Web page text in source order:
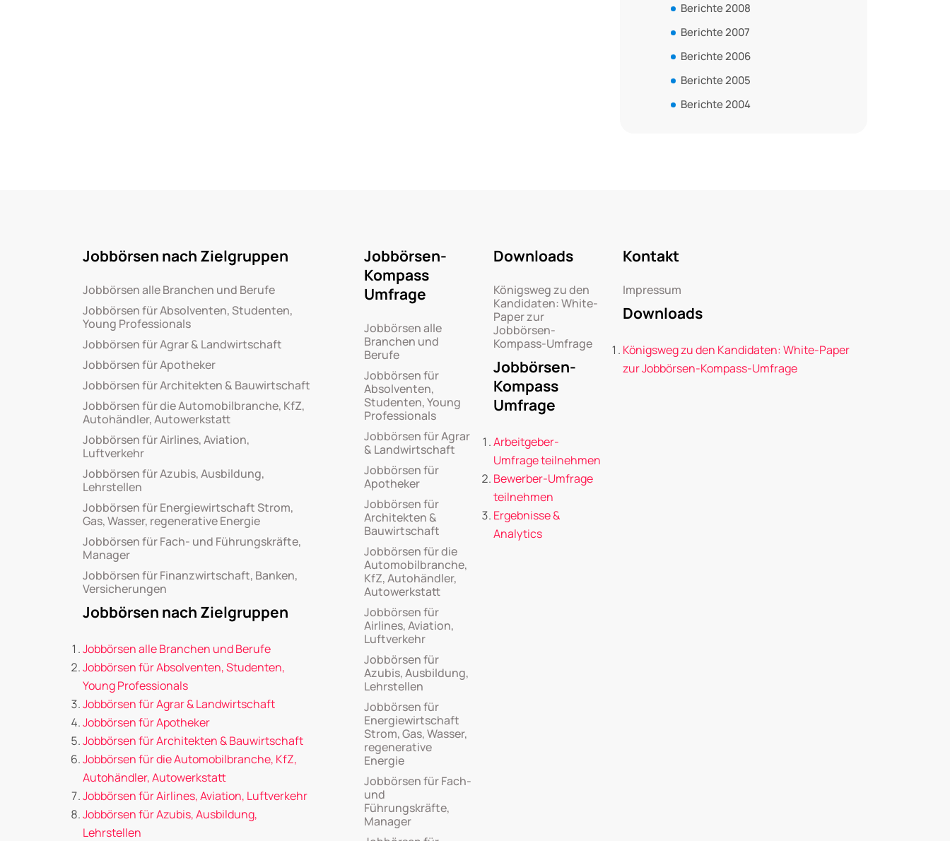
Berichte 2008
Berichte 2007
Berichte 2006
Berichte 2005
Berichte 2004
Jobbörsen nach Zielgruppen
Jobbörsen alle Branchen und Berufe
Jobbörsen für Absolventen, Studenten,
Young Professionals
Jobbörsen für Agrar & Landwirtschaft
Jobbörsen für Apotheker
Jobbörsen für Architekten & Bauwirtschaft
Jobbörsen für die Automobilbranche, KfZ,
Autohändler, Autowerkstatt
Jobbörsen für Airlines, Aviation,
Luftverkehr
Jobbörsen für Azubis, Ausbildung,
Lehrstellen
Jobbörsen für Energiewirtschaft Strom,
Gas, Wasser, regenerative Energie
Jobbörsen für Fach- und Führungskräfte,
Manager
Jobbörsen für Finanzwirtschaft, Banken,
Versicherungen
Jobbörsen nach Zielgruppen
Jobbörsen alle Branchen und Berufe
Jobbörsen für Absolventen, Studenten,
Young Professionals
Jobbörsen für Agrar & Landwirtschaft
Jobbörsen für Apotheker
Jobbörsen für Architekten & Bauwirtschaft
Jobbörsen für die Automobilbranche, KfZ,
Autohändler, Autowerkstatt
Jobbörsen für Airlines, Aviation, Luftverkehr
Jobbörsen für Azubis, Ausbildung,
Lehrstellen
Jobbörsen-
Kompass
Umfrage
Jobbörsen alle
Branchen und
Berufe
Jobbörsen für
Absolventen,
Studenten, Young
Professionals
Jobbörsen für Agrar
& Landwirtschaft
Jobbörsen für
Apotheker
Jobbörsen für
Architekten &
Bauwirtschaft
Jobbörsen für die
Automobilbranche,
KfZ, Autohändler,
Autowerkstatt
Jobbörsen für
Airlines, Aviation,
Luftverkehr
Jobbörsen für
Azubis, Ausbildung,
Lehrstellen
Jobbörsen für
Energiewirtschaft
Strom, Gas, Wasser,
regenerative
Energie
Jobbörsen für Fach-
und
Führungskräfte,
Manager
Downloads
Königsweg zu den
Kandidaten: White-
Paper zur
Jobbörsen-
Kompass-Umfrage
Jobbörsen-
Kompass
Umfrage
Arbeitgeber-
Umfrage teilnehmen
Bewerber-Umfrage
teilnehmen
Ergebnisse &
Analytics
Kontakt
Impressum
Downloads
Königsweg zu den Kandidaten: White-Paper
zur Jobbörsen-Kompass-Umfrage